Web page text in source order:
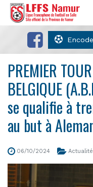
PREMIER
BELGIQUE
se qualifie à
au but à
06/10/2024